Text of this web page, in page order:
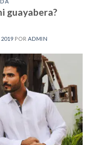
guayabera?
POR ADMIN